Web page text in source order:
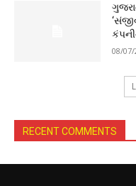
08/07/
RECENT COMMENTS